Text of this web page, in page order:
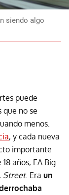
siendo algo
puede
que no se
menos.
, y cada nueva
importante
años, EA Big
Street. Era un